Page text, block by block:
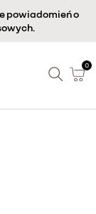
powiadomień o
0